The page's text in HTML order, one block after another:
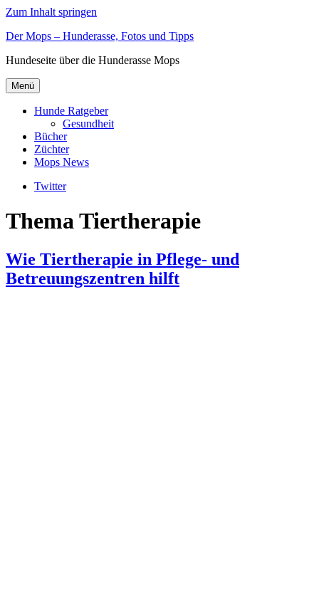
Zum Inhalt springen
Der Mops – Hunderasse, Fotos und Tipps
Hundeseite über die Hunderasse Mops
Menü
Hunde Ratgeber
Gesundheit
Bücher
Züchter
Mops News
Twitter
Thema Tiertherapie
Wie Tiertherapie in Pflege- und
Betreuungszentren hilft